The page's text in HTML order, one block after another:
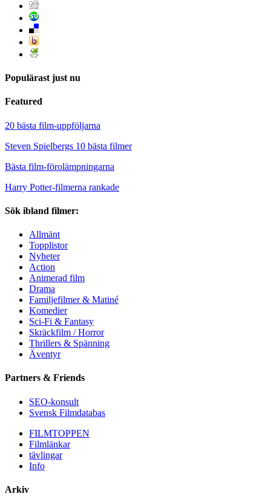
Populärast just nu
Featured
20 bästa film-uppföljarna
Steven Spielbergs 10 bästa filmer
Bästa film-förolämpningarna
Harry Potter-filmerna rankade
Sök ibland filmer:
Allmänt
Topplistor
Nyheter
Action
Animerad film
Drama
Familjefilmer & Matiné
Komedier
Sci-Fi & Fantasy
Skräckfilm / Horror
Thrillers & Spänning
Äventyr
Partners & Friends
SEO-konsult
Svensk Filmdatabas
FILMTOPPEN
Filmlänkar
tävlingar
Info
Arkiv